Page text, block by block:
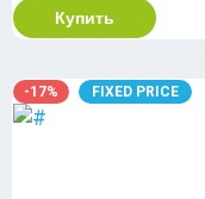
Купить
-17% FIXED PRICE